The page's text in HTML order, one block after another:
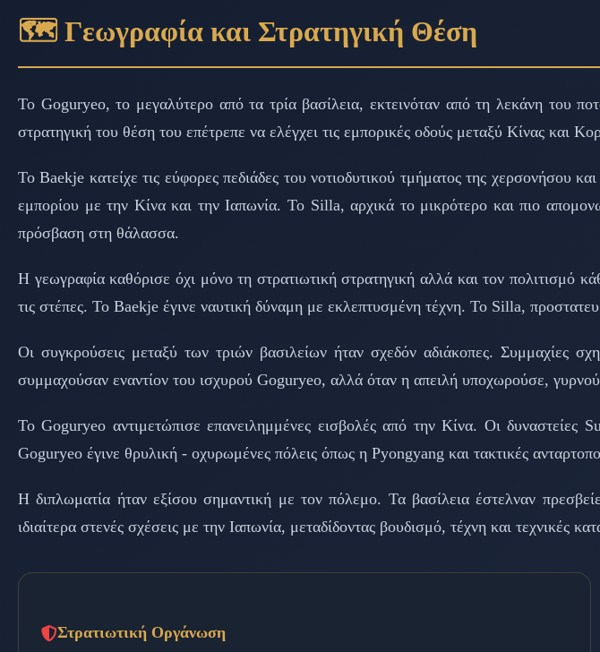
🗺️ Γεωγραφία και Στρατηγική Θέση
Το Goguryeo, το μεγαλύτερο από τα τρία βασίλεια, εκτεινόταν από τη λεκάνη του
στρατηγική του θέση του επέτρεπε να ελέγχει τις εμπορικές οδούς μεταξύ Κίνας και
Το Baekje κατείχε τις εύφορες πεδιάδες του νοτιοδυτικού τμήματος της χερσονήσου
εμπορίου με την Κίνα και την Ιαπωνία. Το Silla, αρχικά το μικρότερο και πιο
πρόσβαση στη θάλασσα.
Η γεωγραφία καθόρισε όχι μόνο τη στρατιωτική στρατηγική αλλά και τον πολιτισμό
τις στέπες. Το Baekje έγινε ναυτική δύναμη με εκλεπτυσμένη τέχνη. Το Silla,
Οι συγκρούσεις μεταξύ των τριών βασιλείων ήταν σχεδόν αδιάκοπες. Συμμαχίες
συμμαχούσαν εναντίον του ισχυρού Goguryeo, αλλά όταν η απειλή υποχωρούσε,
Το Goguryeo αντιμετώπισε επανειλημμένες εισβολές από την Κίνα. Οι
Goguryeo έγινε θρυλική - οχυρωμένες πόλεις όπως η Pyongyang και τακτικές
Η διπλωματία ήταν εξίσου σημαντική με τον πόλεμο. Τα βασίλεια έστελναν
ιδιαίτερα στενές σχέσεις με την Ιαπωνία, μεταδίδοντας βουδισμό, τέχνη και τεχνικές
Στρατιωτική Οργάνωση